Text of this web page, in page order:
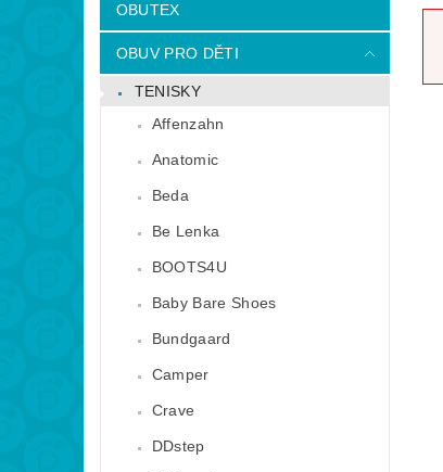
OBUTEX
OBUV PRO DĚTI
TENISKY
Affenzahn
Anatomic
Beda
Be Lenka
BOOTS4U
Baby Bare Shoes
Bundgaard
Camper
Crave
DDstep